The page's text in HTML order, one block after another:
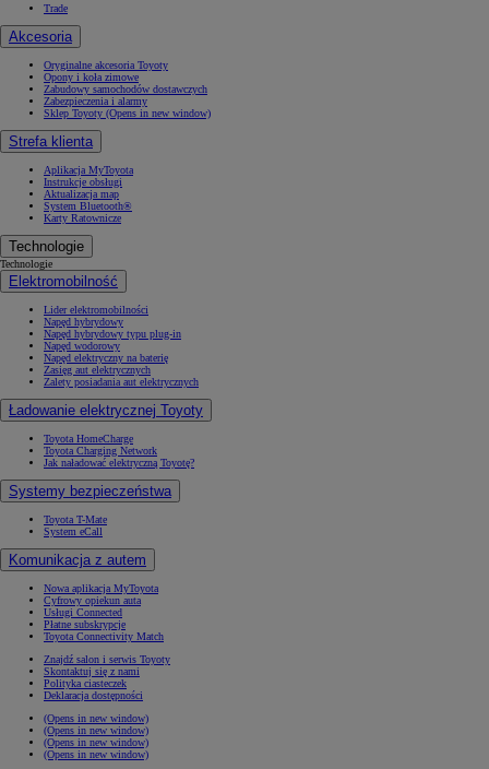
Trade
Akcesoria
Oryginalne akcesoria Toyoty
Opony i koła zimowe
Zabudowy samochodów dostawczych
Zabezpieczenia i alarmy
Sklep Toyoty (Opens in new window)
Strefa klienta
Aplikacja MyToyota
Instrukcje obsługi
Aktualizacja map
System Bluetooth®
Karty Ratownicze
Technologie
Technologie
Elektromobilność
Lider elektromobilności
Napęd hybrydowy
Napęd hybrydowy typu plug-in
Napęd wodorowy
Napęd elektryczny na baterię
Zasięg aut elektrycznych
Zalety posiadania aut elektrycznych
Ładowanie elektrycznej Toyoty
Toyota HomeCharge
Toyota Charging Network
Jak naładować elektryczną Toyotę?
Systemy bezpieczeństwa
Toyota T-Mate
System eCall
Komunikacja z autem
Nowa aplikacja MyToyota
Cyfrowy opiekun auta
Usługi Connected
Płatne subskrypcje
Toyota Connectivity Match
Znajdź salon i serwis Toyoty
Skontaktuj się z nami
Polityka ciasteczek
Deklaracja dostępności
(Opens in new window)
(Opens in new window)
(Opens in new window)
(Opens in new window)